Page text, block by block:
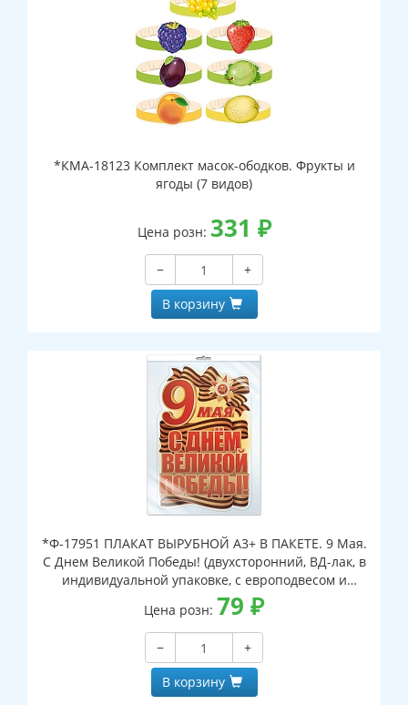
*КМА-18123 Комплект масок-ободков. Фрукты и
ягоды (7 видов)
Цена розн: 331 ₽
−
+
В корзину
*Ф-17951 ПЛАКАТ ВЫРУБНОЙ А3+ В ПАКЕТЕ. 9 Мая.
С Днем Великой Победы! (двухсторонний, ВД-лак, в
индивидуальной упаковке, с европодвесом и
клеевым клапаном)
Цена розн: 79 ₽
−
+
В корзину